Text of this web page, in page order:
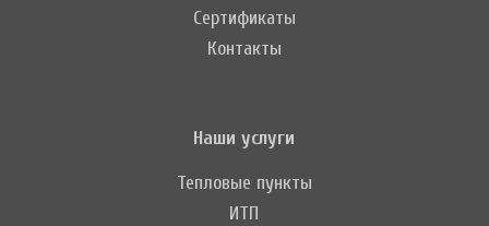
Сертификаты
Контакты
Наши услуги
Тепловые пункты
ИТП